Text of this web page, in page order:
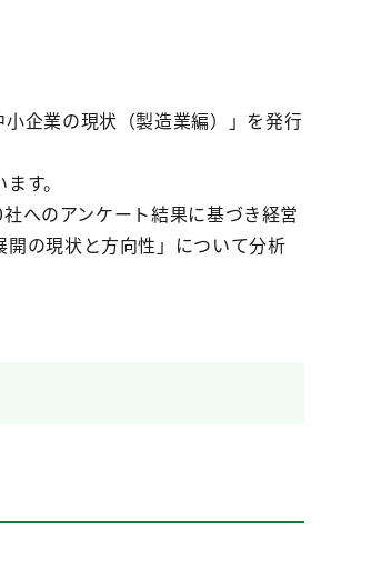
企業の現状（製造業編）」を発行
す。
へのアンケート結果に基づき経営
の現状と方向性」について分析